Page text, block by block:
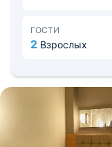
ГОСТИ
2 Взрослых